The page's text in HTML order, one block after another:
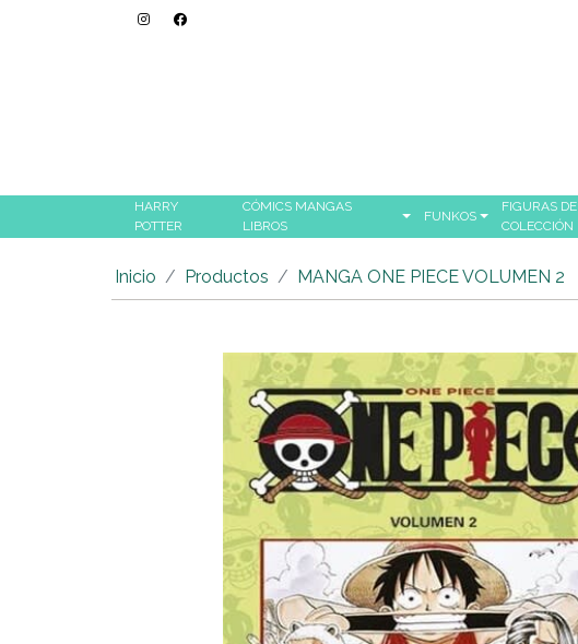
HARRY
POTTER
CÓMICS MANGAS
LIBROS
FUNKOS
FIGURAS DE
COLECCIÓN
Inicio Productos MANGA ONE PIECE VOLUMEN 2